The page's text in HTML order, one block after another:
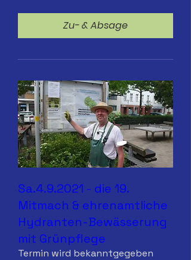
Zu- & Absage
Sa.4.9.2021 - die 19.
Mitmach & ehrenamtliche
Hydranten-Bewässerung
mit Grünpflege
Termin wird bekanntgegeben